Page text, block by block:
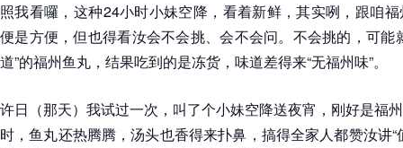
照我看囉，这种24小时小妹空降，看着新鲜，其实咧，跟咱
便是方便，但也得看汝会不会挑、会不会问。不会挑的，可能
道”的福州鱼丸，结果吃到的是冻货，味道差得来“无福州味”。
许日（那天）我试过一次，叫了个小妹空降送夜宵，刚好是福
时，鱼丸还热腾腾，汤头也香得来扑鼻，搞得全家人都赞汝讲